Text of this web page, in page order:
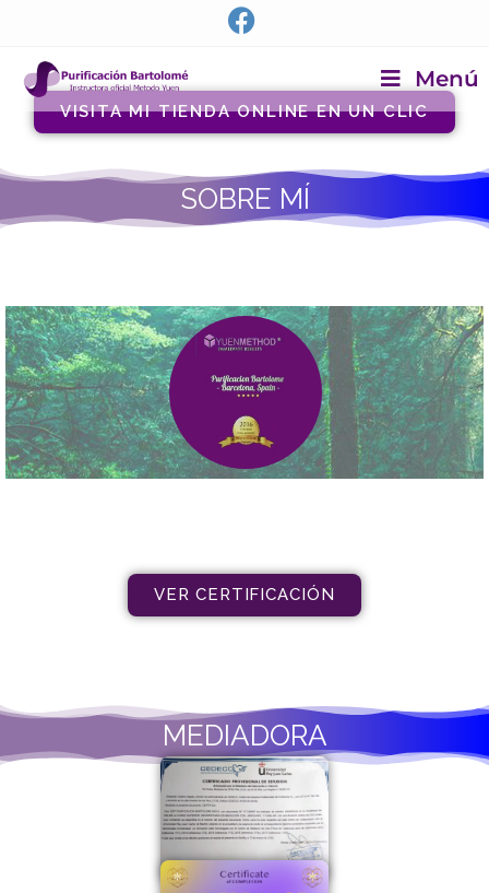
Menú
VISITA MI TIENDA ONLINE EN UN CLIC
SOBRE MÍ
VER CERTIFICACIÓN
MEDIADORA